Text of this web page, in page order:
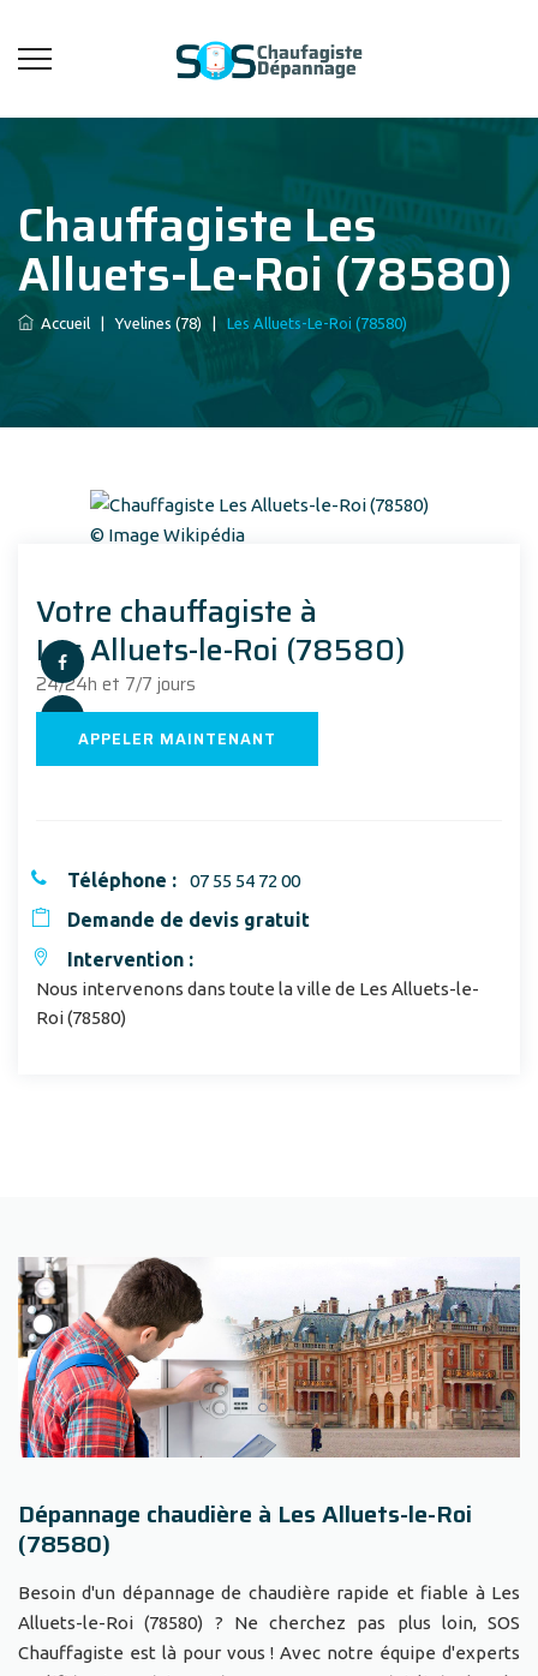
Chauffagiste Les
Alluets-Le-Roi (78580)
Accueil Yvelines (78) Les Alluets-Le-Roi (78580)
© Image Wikipédia
Votre chauffagiste à
Les Alluets-le-Roi (78580)
24/24h et 7/7 jours
APPELER MAINTENANT
Téléphone : 07 55 54 72 00
Demande de devis gratuit
Intervention :
Nous intervenons dans toute la ville de Les Alluets-le-
Roi (78580)
Dépannage chaudière à Les Alluets-le-Roi
(78580)
Besoin d'un dépannage de chaudière rapide et fiable à Les
Alluets-le-Roi (78580) ? Ne cherchez pas plus loin, SOS
Chauffagiste est là pour vous ! Avec notre équipe d'experts